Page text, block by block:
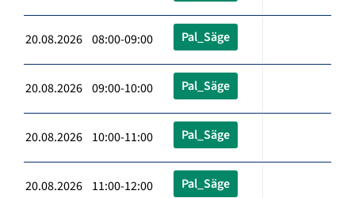
20.08.2026 08:00-09:00 Pal_Säge
20.08.2026 09:00-10:00 Pal_Säge
20.08.2026 10:00-11:00 Pal_Säge
20.08.2026 11:00-12:00 Pal_Säge